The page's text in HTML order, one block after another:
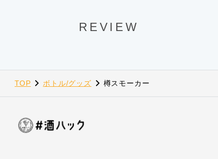
REVIEW
TOP ボトル/グッズ 樽スモーカー